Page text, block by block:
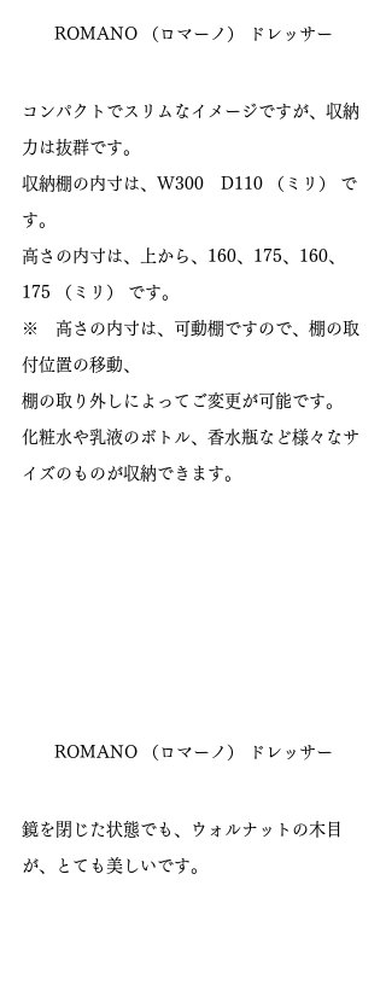
ROMANO （ロマーノ） ドレッサー
コンパクトでスリムなイメージですが、収納
力は抜群です。
収納棚の内寸は、W300　D110 （ミリ） で
す。
高さの内寸は、上から、160、175、160、
175 （ミリ） です。
※　高さの内寸は、可動棚ですので、棚の取
付位置の移動、
棚の取り外しによってご変更が可能です。
化粧水や乳液のボトル、香水瓶など様々なサ
イズのものが収納できます。
ROMANO （ロマーノ） ドレッサー
鏡を閉じた状態でも、ウォルナットの木目
が、とても美しいです。